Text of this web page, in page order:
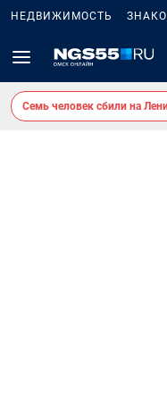
НЕДВИЖИМОСТЬ
Семь человек сбили на